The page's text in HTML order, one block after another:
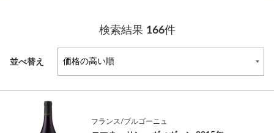
検索結果 166件
並べ替え
フランス/ブルゴーニュ